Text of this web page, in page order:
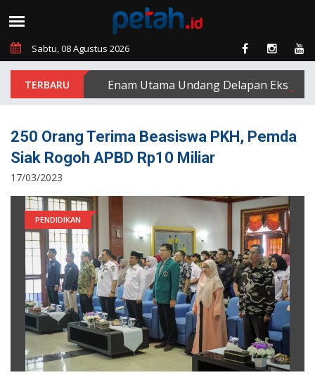
Sabtu, 08 Agustus 2026
PT Padasa Enam Utama Undang Delapan Eks
250 Orang Terima Beasiswa PKH, Pemda
Siak Rogoh APBD Rp10 Miliar
17/03/2023
PENDIDIKAN